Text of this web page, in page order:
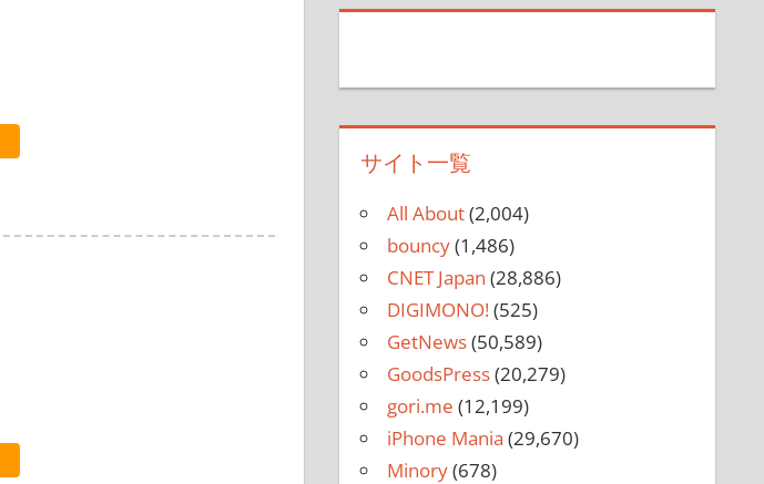
サイト一覧
All About(2,004)
bouncy(1,486)
CNET Japan (28,886)
DIGIMONO!(525)
GetNews(50,589)
GoodsPress(20,279)
gori.me (12,199)
iPhone Mania (29,670)
Minory(678)